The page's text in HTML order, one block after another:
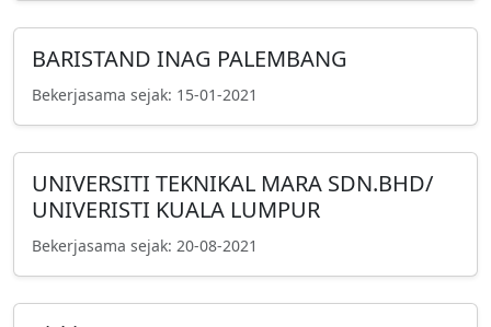
BARISTAND INAG PALEMBANG
Bekerjasama sejak: 15-01-2021
UNIVERSITI TEKNIKAL MARA SDN.BHD/
UNIVERISTI KUALA LUMPUR
Bekerjasama sejak: 20-08-2021